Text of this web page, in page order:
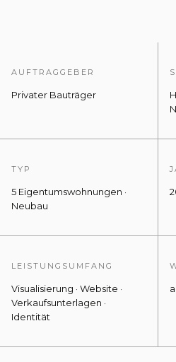
AUFTRAGGEBER
Privater Bauträger
TYP
5 Eigentumswohnungen ·
Neubau
LEISTUNGSUMFANG
Visualisierung · Website ·
Verkaufsunterlagen ·
Identität